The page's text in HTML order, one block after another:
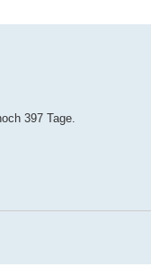
397 Tage.